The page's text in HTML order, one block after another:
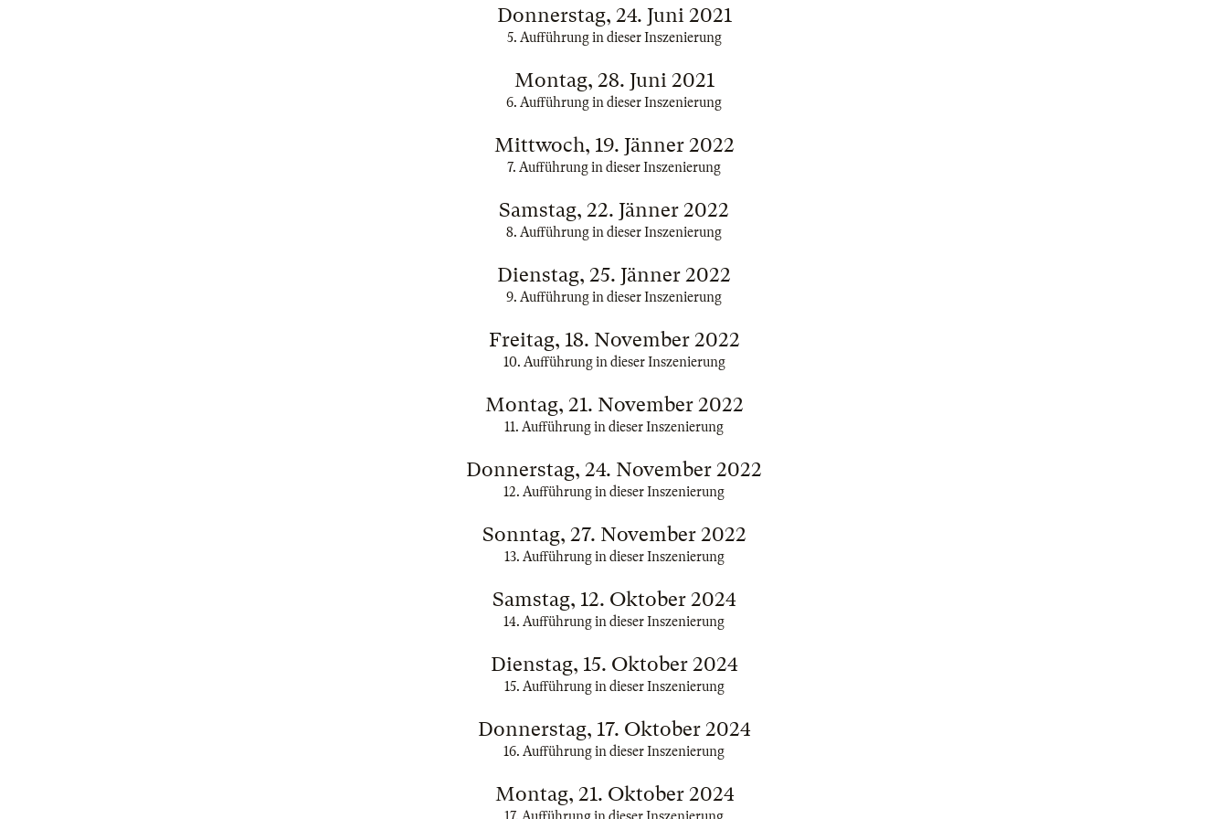
Donnerstag, 24. Juni 2021
5. Aufführung in dieser Inszenierung
Montag, 28. Juni 2021
6. Aufführung in dieser Inszenierung
Mittwoch, 19. Jänner 2022
7. Aufführung in dieser Inszenierung
Samstag, 22. Jänner 2022
8. Aufführung in dieser Inszenierung
Dienstag, 25. Jänner 2022
9. Aufführung in dieser Inszenierung
Freitag, 18. November 2022
10. Aufführung in dieser Inszenierung
Montag, 21. November 2022
11. Aufführung in dieser Inszenierung
Donnerstag, 24. November 2022
12. Aufführung in dieser Inszenierung
Sonntag, 27. November 2022
13. Aufführung in dieser Inszenierung
Samstag, 12. Oktober 2024
14. Aufführung in dieser Inszenierung
Dienstag, 15. Oktober 2024
15. Aufführung in dieser Inszenierung
Donnerstag, 17. Oktober 2024
16. Aufführung in dieser Inszenierung
Montag, 21. Oktober 2024